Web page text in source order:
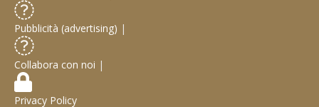
Pubblicità (advertising) |
Collabora con noi |
Privacy Policy